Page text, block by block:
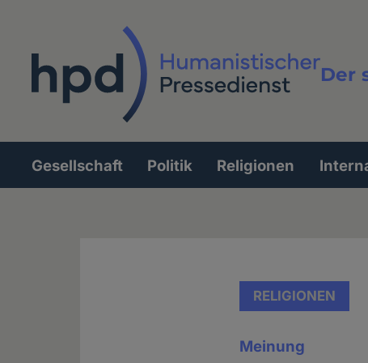
Der
Hauptnavigation
Gesellschaft Politik Religionen
RELIGIONEN
Meinung